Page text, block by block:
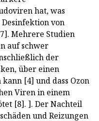
hat, was
von
Mehrere Studien
auf schwer
der
über einen
[4] und dass Ozon
Viren in einem
[8]. ]. Der Nachteil
und Reizungen